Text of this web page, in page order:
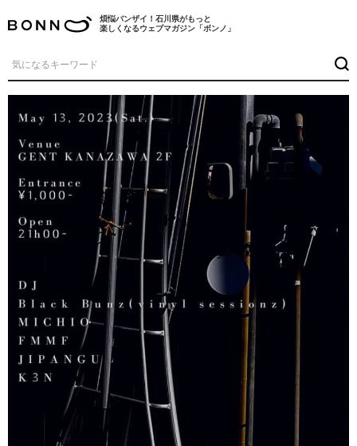
煩悩バンザイ！石川県がもっと
楽しくなるウェブマガジン「ボンノ」